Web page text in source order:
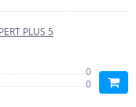
PLUS 5
0
0